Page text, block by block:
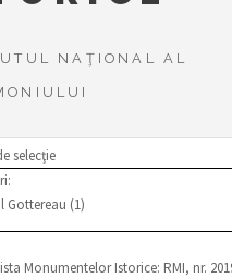
NAŢIONAL AL
selecţie
Gottereau (1)
Monumentelor Istorice: RMI, nr.